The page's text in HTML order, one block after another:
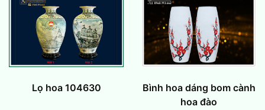
Lọ hoa 104630
Bình hoa dáng bom cành
hoa đào